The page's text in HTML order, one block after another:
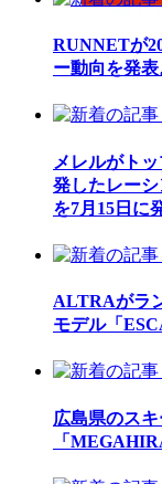
RUNNETが
ー動向を発
メレルがト
発したレーシ
を7月15日に
ALTRAがラ
モデル「
広島県のス
「